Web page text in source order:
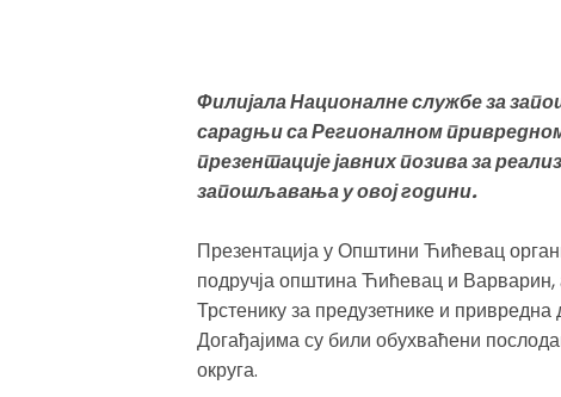
Филијала Националне службе за
сарадњи са Регионалном
презентације јавних позива за
запошљавања у овој години.
Презентација у Општини Ћићевац
подручја општина Ћићевац и Варварин,
Трстенику за предузетнике и
Догађајима су били обухваћени
округа.